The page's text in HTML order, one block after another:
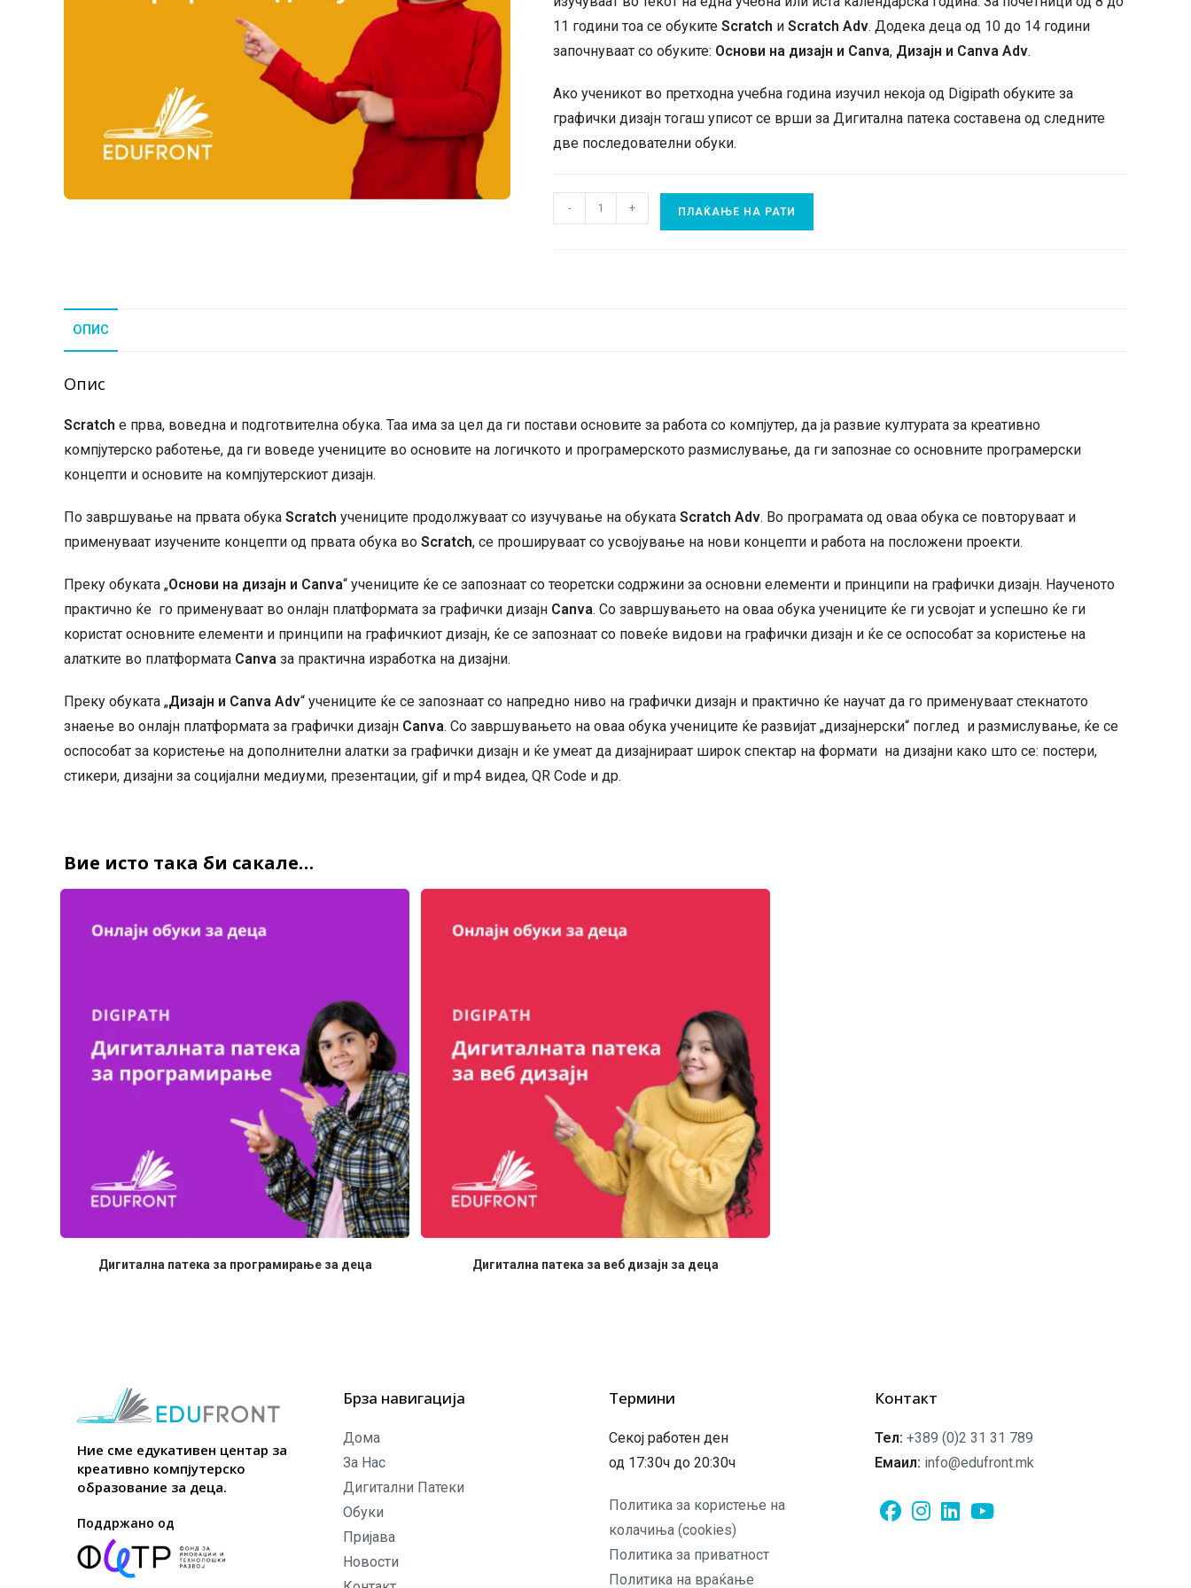
11 години тоа се обуките Scratch и Scratch Adv. Додека деца од 10 до 14 години
започнуваат со обуките: Основи на дизајн и Canva, Дизајн и Canva Adv.
Ако ученикот во претходна учебна година изучил некоја од Digipath обуките за
графички дизајн тогаш уписот се врши за Дигитална патека составена од следните
две последователни обуки.
Дигитална
патека
количина
- + ПЛАЌАЊЕ НА РАТИ
ОПИС
Опис
Scratch е прва, воведна и подготвителна обука. Таа има за цел да ги постави основите за работа со компјутер, да ја развие културата за креативно
компјутерско работење, да ги воведе учениците во основите на логичкото и програмерското размислување, да ги запознае со основните програмерски
концепти и основите на компјутерскиот дизајн.
По завршување на првата обука Scratch учениците продолжуваат со изучување на обуката Scratch Adv. Во програмата од оваа обука се повторуваат и
применуваат изучените концепти од првата обука во Scratch, се прошируваат со усвојување на нови концепти и работа на посложени проекти.
Преку обуката „Основи на дизајн и Canva“ учениците ќе се запознаат со теоретски содржини за основни елементи и принципи на графички дизајн. Наученото
практично ќе го применуваат во онлајн платформата за графички дизајн Canva. Со завршувањето на оваа обука учениците ќе ги усвојат и успешно ќе ги
користат основните елементи и принципи на графичкиот дизајн, ќе се запознаат со повеќе видови на графички дизајн и ќе се оспособат за користење на
алатките во платформата Canva за практична изработка на дизајни.
Преку обуката „Дизајн и Canva Adv“ учениците ќе се запознаат со напредно ниво на графички дизајн и практично ќе научат да го применуваат стекнатото
знаење во онлајн платформата за графички дизајн Canva. Со завршувањето на оваа обука учениците ќе развијат „дизајнерски“ поглед и размислување, ќе се
оспособат за користење на дополнителни алатки за графички дизајн и ќе умеат да дизајнираат широк спектар на формати на дизајни како што се: постери,
стикери, дизајни за социјални медиуми, презентации, gif и mp4 видеа, QR Code и др.
Вие исто така би сакале…
Дигитална патека за програмирање за деца Дигитална патека за веб дизајн за деца
Ние сме едукативен центар за
креативно компјутерско
образование за деца.
Поддржано од
Брза навигација
Дома
За Нас
Дигитални Патеки
Обуки
Пријава
Новости
Термини
Секој работен ден
од 17:30ч до 20:30ч
Политика за користење на
колачиња (cookies)
Политика за приватност
Политика на враќање
Контакт
Тел: +389 (0)2 31 31 789
Емаил: info@edufront.mk